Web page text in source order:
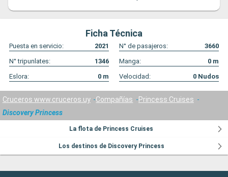
Ficha Técnica
Puesta en servicio: 2021 N° de pasajeros:
3660
N° tripunlates:
1346 Manga: 0 m
Eslora:
0 m Velocidad: 0 Nudos
Cruceros www.cruceros.uy Compañías
Princess Cruises
Discovery Princess
La flota de Princess Cruises
Los destinos de Discovery Princess